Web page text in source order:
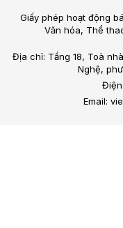
Giấy phép hoạt động
Văn hóa, Thể
Địa chỉ: Tầng 18, Toà
Nghệ,
Điện
Email: